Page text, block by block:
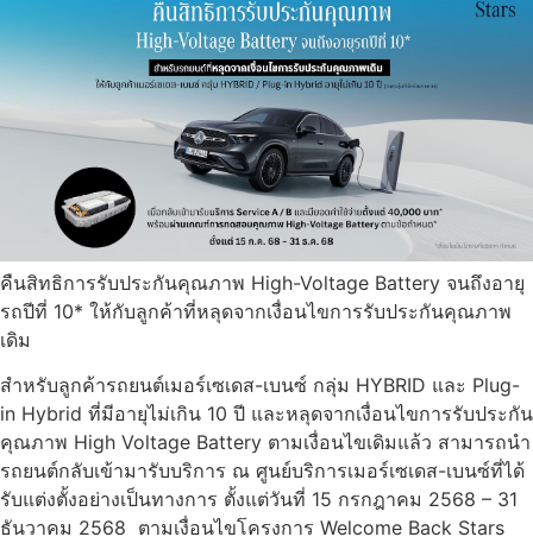
คืนสิทธิการรับประกันคุณภาพ High-Voltage Battery จนถึงอายุ
รถปีที่ 10* ให้กับลูกค้าที่หลุดจากเงื่อนไขการรับประกันคุณภาพ
เดิม
สำหรับลูกค้ารถยนต์เมอร์เซเดส-เบนซ์ กลุ่ม HYBRID และ Plug-
in Hybrid ที่มีอายุไม่เกิน 10 ปี และหลุดจากเงื่อนไขการรับประกัน
คุณภาพ High Voltage Battery ตามเงื่อนไขเดิมแล้ว สามารถนำ
รถยนต์กลับเข้ามารับบริการ ณ ศูนย์บริการเมอร์เซเดส-เบนซ์ที่ได้
รับแต่งตั้งอย่างเป็นทางการ ตั้งแต่วันที่ 15 กรกฎาคม 2568 – 31
ธันวาคม 2568 ตามเงื่อนไขโครงการ Welcome Back Stars